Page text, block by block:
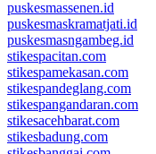
puskesmassenen.id
puskesmaskramatjati.id
puskesmasngambeg.id
stikespacitan.com
stikespamekasan.com
stikespandeglang.com
stikespangandaran.com
stikesacehbarat.com
stikesbadung.com